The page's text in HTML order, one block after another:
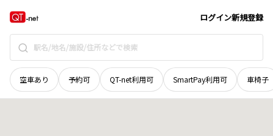
ログイン新規登録
空車あり 予約可 QT-net利用可 SmartPay利用可 車椅子
青森県